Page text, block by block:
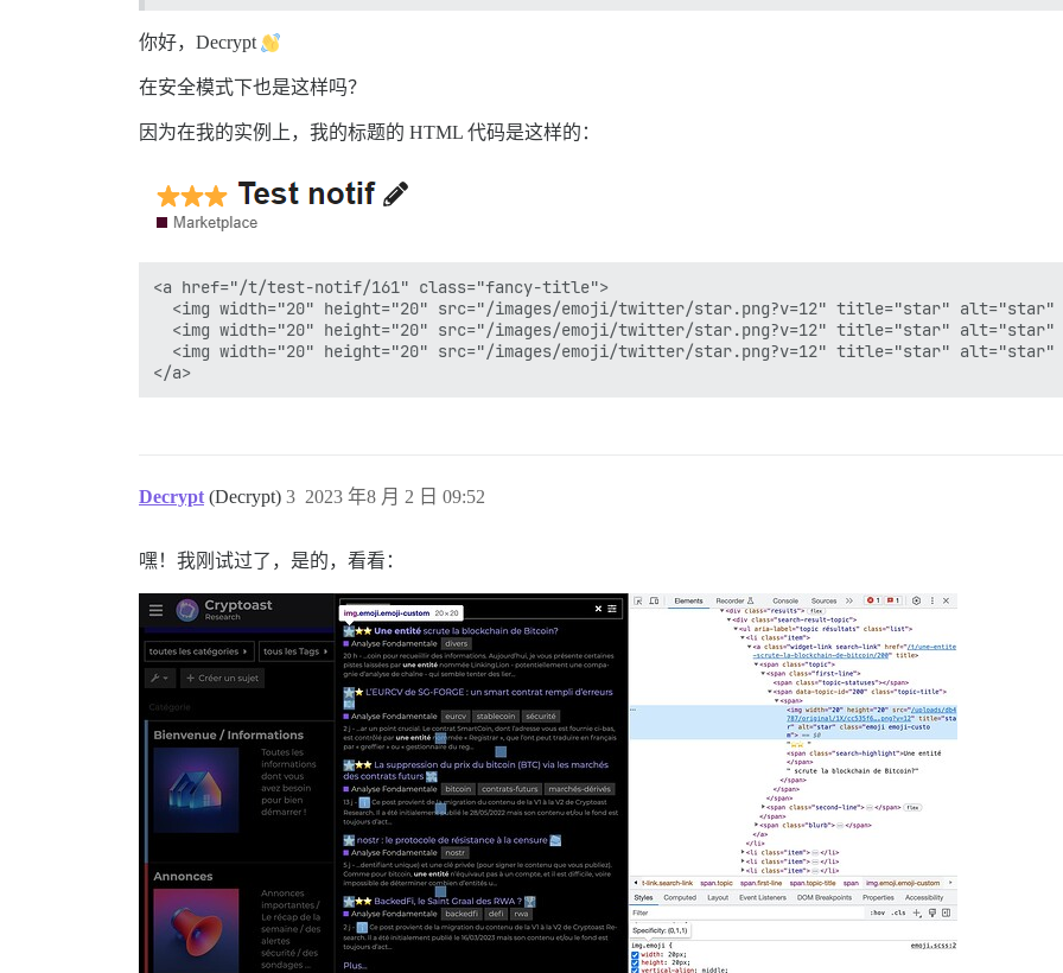
你好，Decrypt
在安全模式下也是这样吗？
因为在我的实例上，我的标题的 HTML 代码是这样的：
<a href="/t/test-notif/161" class="fancy-title">
<img width="20" height="20" src="/images/emoji/twitter/star.png?v=12" title="star" alt="star"
<img width="20" height="20" src="/images/emoji/twitter/star.png?v=12" title="star" alt="star"
<img width="20" height="20" src="/images/emoji/twitter/star.png?v=12" title="star"
Decrypt (Decrypt) 2023 年8 月 2 日 09:52
3
嘿！我刚试过了，是的，看看：